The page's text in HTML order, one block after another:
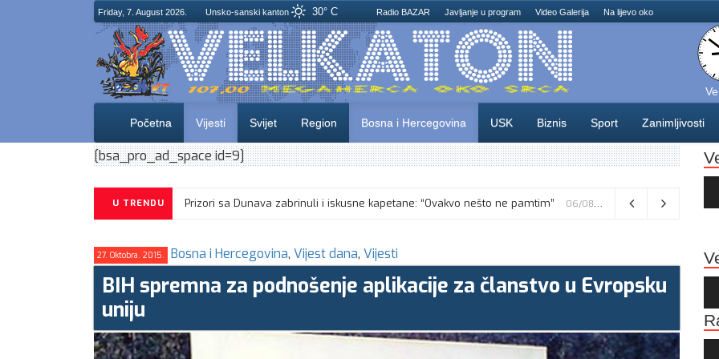
Friday, 7. August 2026. Unsko-sanski kanton 30° C Radio BAZAR Javljanje u program Video Galerija Na lijevo oko
Početna Vijesti Svijet Region Bosna i Hercegovina USK Biznis Sport Zanimljivosti
[bsa_pro_ad_space id=9]
U TRENDU Prizori sa Dunava zabrinuli i iskusne kapetane: “Ovakvo nešto ne pamtim” 06/08/2026
Vance kaže da će pregovori s Iranom potrajati, odbacio navode o sukobu s Netanyahuom 06/08/2026
27. Oktobra. 2015. Bosna i Hercegovina, Vijest dana, Vijesti
BIH spremna za podnošenje aplikacije za članstvo u Evropsku
uniju